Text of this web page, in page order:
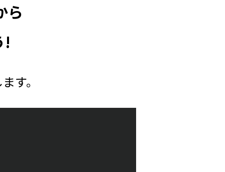
ら
!
す。